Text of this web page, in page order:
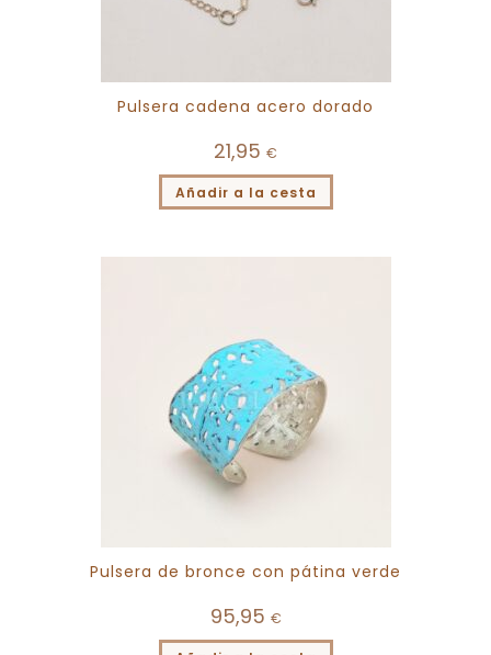
Pulsera cadena acero dorado
21,95 €
Añadir a la cesta
Pulsera de bronce con pátina verde
95,95 €